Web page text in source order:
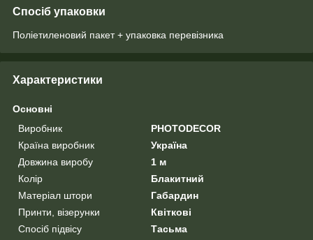
Спосіб упаковки
Поліетиленовий пакет + упаковка перевізника
Характеристики
Основні
Виробник
PHOTODECOR
Країна виробник
Україна
Довжина виробу
1 м
Колір
Блакитний
Матеріал штори
Габардин
Принти, візерунки
Квіткові
Спосіб підвісу
Тасьма